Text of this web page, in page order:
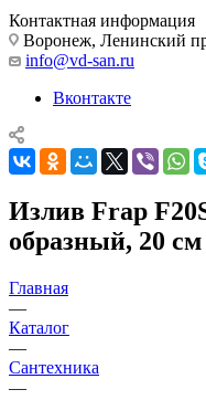
Контактная информация
Воронеж, Ленинский
info@vd-san.ru
Вконтакте
Излив Frap
образный, 20 см
Главная
—
Каталог
—
Сантехника
—